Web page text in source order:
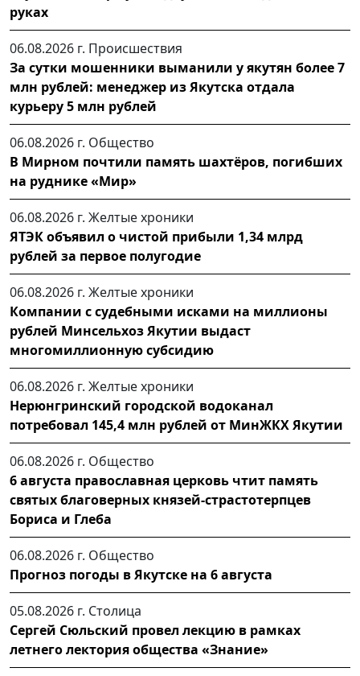
руках
06.08.2026 г. Происшествия
За сутки мошенники выманили у якутян более 7
млн рублей: менеджер из Якутска отдала
курьеру 5 млн рублей
06.08.2026 г. Общество
В Мирном почтили память шахтёров, погибших
на руднике «Мир»
06.08.2026 г. Желтые хроники
ЯТЭК объявил о чистой прибыли 1,34 млрд
рублей за первое полугодие
06.08.2026 г. Желтые хроники
Компании с судебными исками на миллионы
рублей Минсельхоз Якутии выдаст
многомиллионную субсидию
06.08.2026 г. Желтые хроники
Нерюнгринский городской водоканал
потребовал 145,4 млн рублей от МинЖКХ Якутии
06.08.2026 г. Общество
6 августа православная церковь чтит память
святых благоверных князей-страстотерпцев
Бориса и Глеба
06.08.2026 г. Общество
Прогноз погоды в Якутске на 6 августа
05.08.2026 г. Столица
Сергей Сюльский провел лекцию в рамках
летнего лектория общества «Знание»